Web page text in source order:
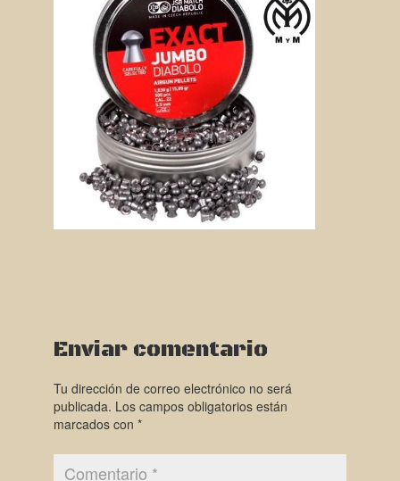
Enviar comentario
Tu dirección de correo electrónico no será
publicada. Los campos obligatorios están
marcados con *